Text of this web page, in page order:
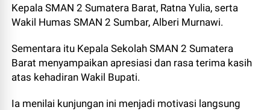
Kepala SMAN 2 Sumatera Barat, Ratna Yulia, serta
Wakil Humas SMAN 2 Sumbar, Alberi Murnawi.
Sementara itu Kepala Sekolah SMAN 2 Sumatera
Barat menyampaikan apresiasi dan rasa terima kasih
atas kehadiran Wakil Bupati.
Ia menilai kunjungan ini menjadi motivasi langsung